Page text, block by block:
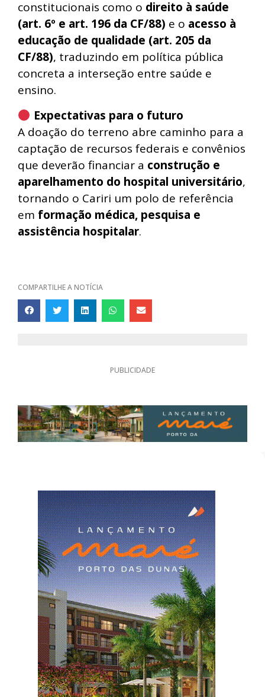
constitucionais como o direito à saúde
(art. 6º e art. 196 da CF/88) e o acesso à
educação de qualidade (art. 205 da
CF/88), traduzindo em política pública
concreta a interseção entre saúde e
ensino.
Expectativas para o futuro
A doação do terreno abre caminho para a
captação de recursos federais e convênios
que deverão financiar a construção e
aparelhamento do hospital universitário,
tornando o Cariri um polo de referência
em formação médica, pesquisa e
assistência hospitalar.
COMPARTILHE A NOTÍCIA
PUBLICIDADE